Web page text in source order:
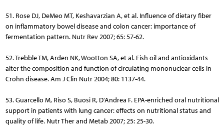
51. Rose DJ, DeMeo MT, Keshavarzian A, et al. Influence of dietary fiber
on inflammatory bowel disease and colon cancer: importance of
fermentation pattern. Nutr Rev 2007; 65: 57-62.
52. Trebble TM, Arden NK, Wootton SA, et al. Fish oil and antioxidants
alter the composition and function of circulating mononuclear cells in
Crohn disease. Am J Clin Nutr 2004; 80: 1137-44.
53. Guarcello M, Riso S, Buosi R, D'Andrea F. EPA-enriched oral nutritional
support in patients with lung cancer: effects on nutritional status and
quality of life. Nutr Ther and Metab 2007; 25: 25-30.